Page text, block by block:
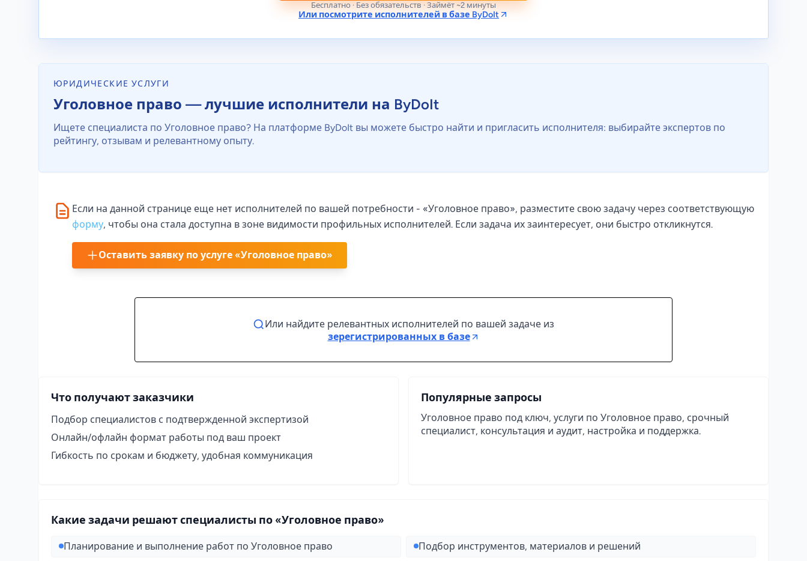
Бесплатно · Без обязательств · Займёт ~2 минуты
Или посмотрите исполнителей в базе ByDoIt
ЮРИДИЧЕСКИЕ УСЛУГИ
Уголовное право — лучшие исполнители на ByDoIt
Ищете специалиста по Уголовное право? На платформе ByDoIt вы можете быстро найти и пригласить исполнителя: выбирайте экспертов по
рейтингу, отзывам и релевантному опыту.
Если на данной странице еще нет исполнителей по вашей потребности - «Уголовное право», разместите свою задачу через соответствующую
форму, чтобы она стала доступна в зоне видимости профильных исполнителей. Если задача их заинтересует, они быстро откликнутся.
Оставить заявку по услуге «Уголовное право»
Или найдите релевантных исполнителей по вашей задаче из
зерегистрированных в базе
Что получают заказчики
Подбор специалистов с подтвержденной экспертизой
Онлайн/офлайн формат работы под ваш проект
Гибкость по срокам и бюджету, удобная коммуникация
Популярные запросы
Уголовное право под ключ, услуги по Уголовное право, срочный
специалист, консультация и аудит, настройка и поддержка.
Какие задачи решают специалисты по «Уголовное право»
Планирование и выполнение работ по Уголовное право Подбор инструментов, материалов и решений